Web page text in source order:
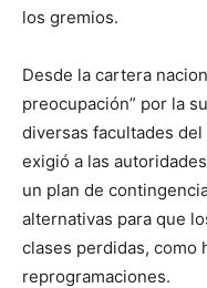
los gremios.
Desde la cartera
preocupación” por la
diversas facultades
exigió a las
un plan de
alternativas para que
clases perdidas, como
reprogramaciones.